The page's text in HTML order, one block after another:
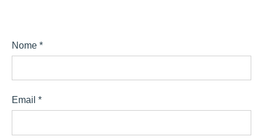
Nome *
Email *